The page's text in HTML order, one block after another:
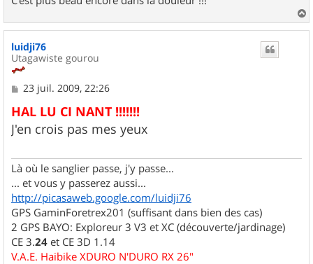
a
u
luidji76
Utagawiste gourou
M
s
s
a
23 juil. 2009, 22:26
HAL LU CI NANT !!!!!!!
J'en crois pas mes yeux
Là où le sanglier passe, j'y passe...
... et vous y passerez aussi...
http://picasaweb.google.com/luidji76
GPS GaminForetrex201 (suffisant dans bien des cas)
2 GPS BAYO: Exploreur 3 V3 et XC (découverte/jardinage)
CE 3.24 et CE 3D 1.14
V.A.E. Haibike XDURO N'DURO RX 26"